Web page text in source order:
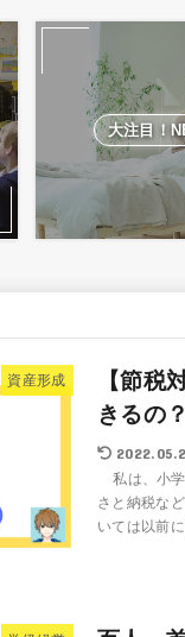
大注目！
資産形成
【節税
きるの
私は、小学
さと納税な
いては以前